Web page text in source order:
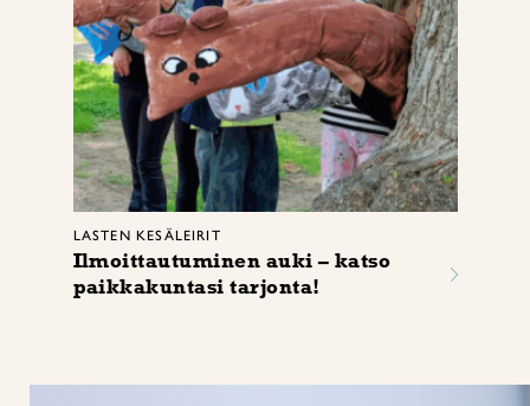
LASTEN KESÄLEIRIT
Ilmoittautuminen auki – katso
paikkakuntasi tarjonta!